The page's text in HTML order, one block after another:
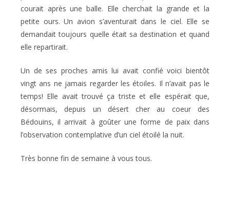
courait après une balle. Elle cherchait la grande et la
petite ours. Un avion s’aventurait dans le ciel. Elle se
demandait toujours quelle était sa destination et quand
elle repartirait.
Un de ses proches amis lui avait confié voici bientôt
vingt ans ne jamais regarder les étoiles. Il n’avait pas le
temps! Elle avait trouvé ça triste et elle espérait que,
désormais, depuis un désert cher au coeur des
Bédouins, il arrivait à goûter une forme de paix dans
l’observation contemplative d’un ciel étoilé la nuit.
Très bonne fin de semaine à vous tous.